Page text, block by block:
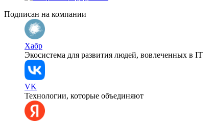
Подписан на компании
Хабр
Экосистема для развития людей, вовлеченных в IT
VK
Технологии, которые объединяют